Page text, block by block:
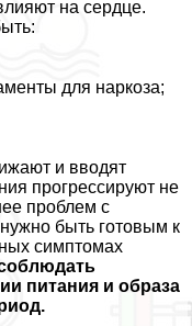
на сердце.
для наркоза;
и вводят
прогрессируют не
проблем с
быть готовым к
симптомах
питания и образа